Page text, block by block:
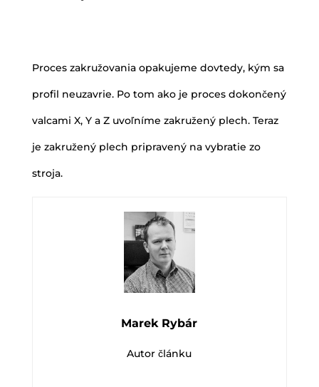
Proces zakružovania opakujeme dovtedy, kým sa
profil neuzavrie. Po tom ako je proces dokončený
valcami X, Y a Z uvoľníme zakružený plech. Teraz
je zakružený plech pripravený na vybratie zo
stroja.
Marek Rybár
Autor článku